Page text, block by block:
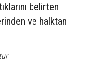
belirten
ve halktan